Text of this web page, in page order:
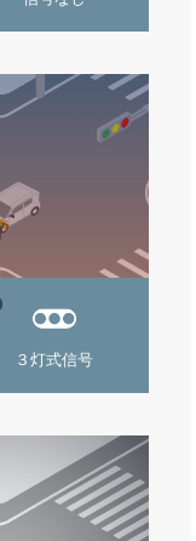
３灯式信号